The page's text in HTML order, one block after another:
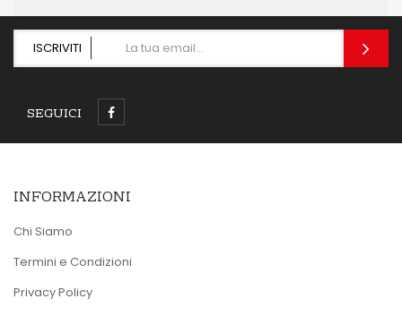
ISCRIVITI
SEGUICI
INFORMAZIONI
Chi Siamo
Termini e Condizioni
Privacy Policy